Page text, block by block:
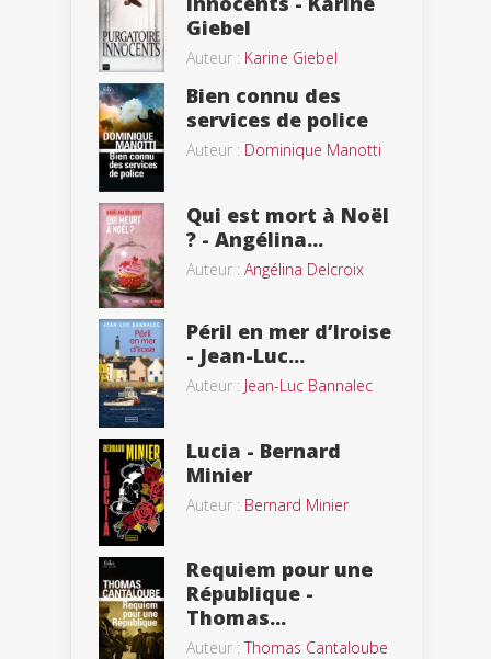
Giebel
Auteur : Karine Giebel
Bien connu des
services de police
Auteur : Dominique Manotti
Qui est mort à Noël
? - Angélina...
Auteur : Angélina Delcroix
Péril en mer d’Iroise
- Jean-Luc...
Auteur : Jean-Luc Bannalec
Lucia - Bernard
Minier
Auteur : Bernard Minier
Requiem pour une
République -
Thomas...
Auteur :Thomas Cantaloube